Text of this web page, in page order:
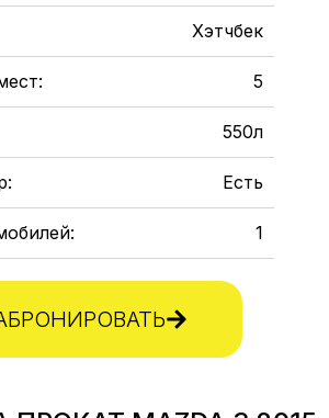
Хэтчбек
5
550л
Есть
1